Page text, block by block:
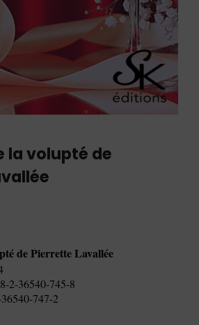
la volupté de
de Pierrette Lavallée
2-36540-745-8
747-2